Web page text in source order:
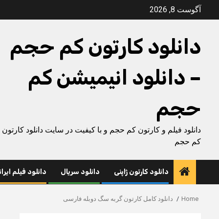
آگوست 8, 2026
دانلود کارتون کم حجم
– دانلود انیمیشن کم
حجم
دانلود فیلم و کارتون کم حجم و با کیفیت در سایت دانلود کارتون
کم حجم
دانلود کارتون ژاپنی دانلود سریال دانلود فیلم
Home دانلود کامل کارتون گربه سگ دوبله فارسی